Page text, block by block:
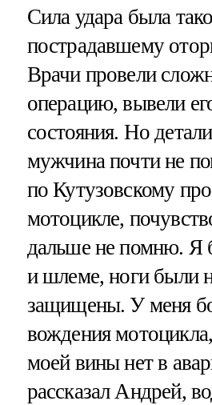
Сила удара была
пострадавшему
Врачи провели
операцию, вывели
состояния. Но
мужчина почти не
по Кутузовскому
мотоцикле,
дальше не помню. Я
и шлеме, ноги были
защищены. У меня
вождения
моей вины нет в
рассказал Андрей,